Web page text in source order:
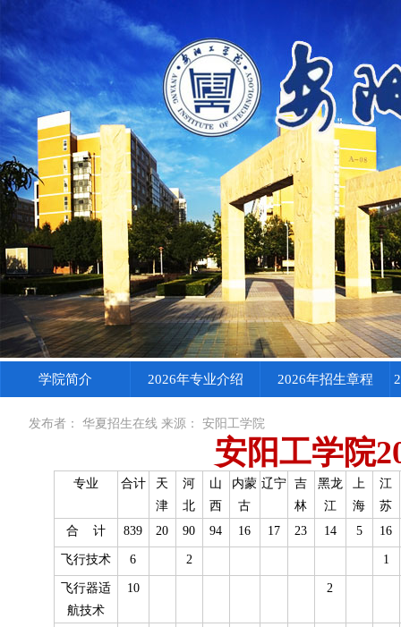
学院简介 2026年专业介绍 2026年招生章程
发布者： 华夏招生在线 来源： 安阳工学院
安阳工学院
专业 合计
天
津
河
北
山
西
内蒙
古
辽宁
吉
林
黑龙
江
上
海
江
苏
合 计
839 20 90 94 16 17 23 14 5 16
飞行技术 6 2 1
飞行器适
航技术
10 2